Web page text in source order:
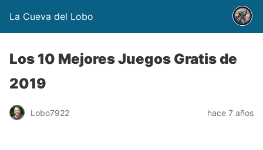
La Cueva del Lobo
Los 10 Mejores Juegos Gratis de
2019
Lobo7922 hace 7 años